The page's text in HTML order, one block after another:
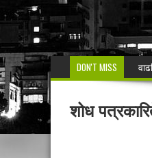
DON'T MISS
🚨
शोध